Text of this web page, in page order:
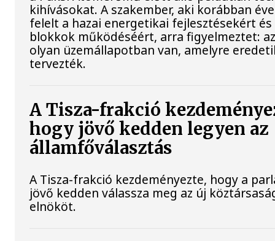
kihívásokat. A szakember, aki korábban
felelt a hazai energetikai fejlesztésekért és
blokkok működéséért, arra figyelmeztet:
olyan üzemállapotban van, amelyre
tervezték.
A Tisza-frakció
hogy jövő kedden legyen az
államfőválasztás
A Tisza-frakció kezdeményezte, hogy a
jövő kedden válassza meg az új
elnököt.